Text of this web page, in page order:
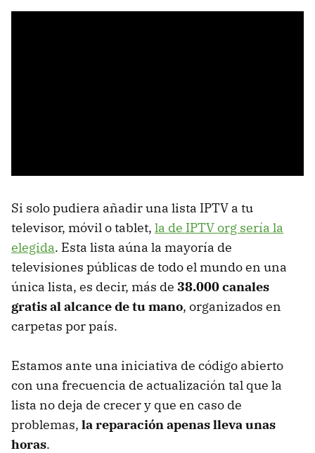
Si solo pudiera añadir una lista IPTV a tu
televisor, móvil o tablet, la de IPTV org sería la
elegida. Esta lista aúna la mayoría de
televisiones públicas de todo el mundo en una
única lista, es decir, más de 38.000 canales
gratis al alcance de tu mano, organizados en
carpetas por país.
Estamos ante una iniciativa de código abierto
con una frecuencia de actualización tal que la
lista no deja de crecer y que en caso de
problemas, la reparación apenas lleva unas
horas.